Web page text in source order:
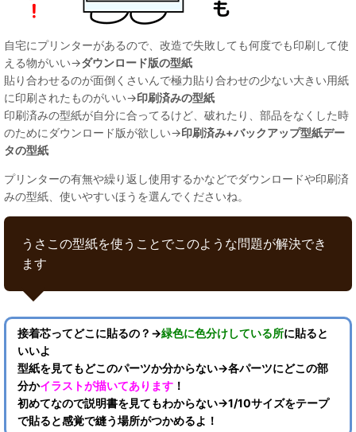
自宅にプリンターがあるので、改造で失敗しても何度でも印刷して使
える物がいい→ダウンロード版の型紙
貼り合わせるのが面倒くさいんで極力貼り合わせの少ない大きい用紙
に印刷されたものがいい→印刷済みの型紙
印刷済みの型紙が自分に合ってるけど、破れたり、部品をなくした時
のためにダウンロード版が欲しい→印刷済み+バックアップ型紙デー
タの型紙
プリンターの有無や繰り返し使用するかなどでダウンロードや印刷済
みの型紙、使いやすいほうを選んでくださいね。
うさこの型紙を使うことでこのような問題が解決でき
ます
接着芯ってどこに貼るの？→緑色に色分けしている所に貼ると
いいよ
型紙を見てもどこのパーツか分からない→各パーツにどこの部
分かイラストが描いてあります ！
初めてなので説明書を見てもわからない→1/10サイズをテープ
で貼ると感覚で縫う場所がつかめるよ！